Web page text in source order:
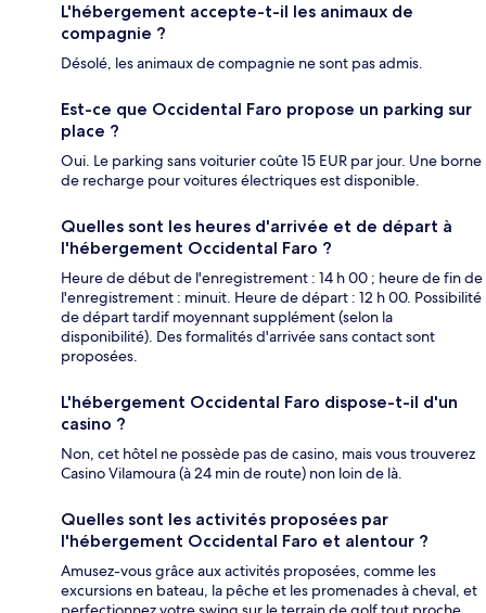
L'hébergement accepte-t-il les animaux de
compagnie ?
Désolé, les animaux de compagnie ne sont pas admis.
Est-ce que Occidental Faro propose un parking sur
place ?
Oui. Le parking sans voiturier coûte 15 EUR par jour. Une borne
de recharge pour voitures électriques est disponible.
Quelles sont les heures d'arrivée et de départ à
l'hébergement Occidental Faro ?
Heure de début de l'enregistrement : 14 h 00 ; heure de fin de
l'enregistrement : minuit. Heure de départ : 12 h 00. Possibilité
de départ tardif moyennant supplément (selon la
disponibilité). Des formalités d'arrivée sans contact sont
proposées.
L'hébergement Occidental Faro dispose-t-il d'un
casino ?
Non, cet hôtel ne possède pas de casino, mais vous trouverez
Casino Vilamoura (à 24 min de route) non loin de là.
Quelles sont les activités proposées par
l'hébergement Occidental Faro et alentour ?
Amusez-vous grâce aux activités proposées, comme les
excursions en bateau, la pêche et les promenades à cheval, et